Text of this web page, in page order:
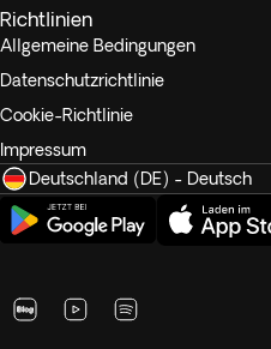
Richtlinien
Allgemeine Bedingungen
Datenschutzrichtlinie
Cookie-Richtlinie
Impressum
Deutschland (DE) - Deutsch